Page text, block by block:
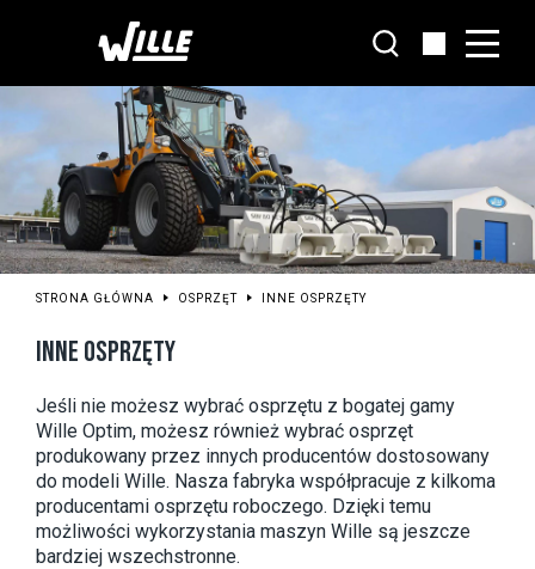
STRONA GŁÓWNA OSPRZĘT INNE OSPRZĘTY
INNE OSPRZĘTY
Jeśli nie możesz wybrać osprzętu z bogatej gamy
Wille Optim, możesz również wybrać osprzęt
produkowany przez innych producentów dostosowany
do modeli Wille. Nasza fabryka współpracuje z kilkoma
producentami osprzętu roboczego. Dzięki temu
możliwości wykorzystania maszyn Wille są jeszcze
bardziej wszechstronne.